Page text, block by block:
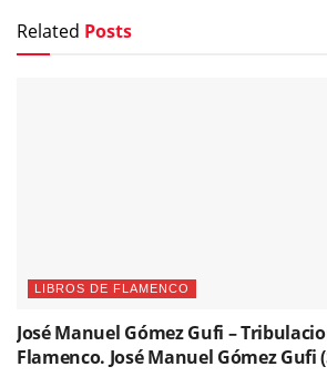
Related Posts
LIBROS DE FLAMENCO
José Manuel Gómez Gufi –
Flamenco. José Manuel Gómez Gufi